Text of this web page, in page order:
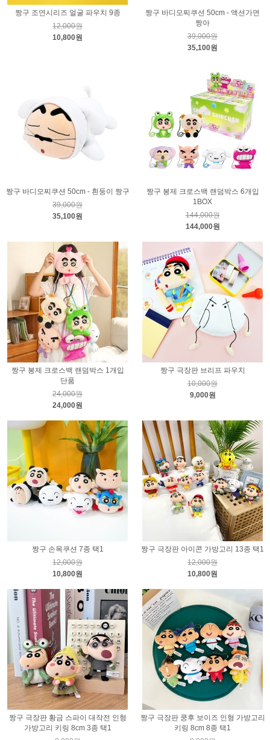
짱구 조연시리즈 얼굴 파우치 9종
12,000원
10,800원
짱구 바디모찌쿠션 50cm - 액션가면
짱아
39,000원
35,100원
짱구 바디모찌쿠션 50cm - 흰둥이 짱구
39,000원
35,100원
짱구 봉제 크로스백 랜덤박스 6개입
1BOX
144,000원
144,000원
짱구 봉제 크로스백 랜덤박스 1개입
단품
24,000원
24,000원
짱구 극장판 브리프 파우치
10,000원
9,000원
짱구 손목쿠션 7종 택1
12,000원
10,800원
짱구 극장판 아이콘 가방고리 13종 택1
12,000원
10,800원
짱구 극장판 황금 스파이 대작전 인형
가방고리 키링 8cm 3종 택1
짱구 극장판 쿵후 보이즈 인형 가방고리
키링 8cm 8종 택1